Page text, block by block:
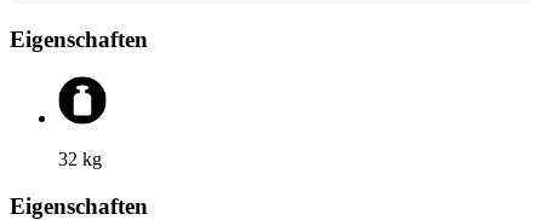
Eigenschaften
32 kg
Eigenschaften